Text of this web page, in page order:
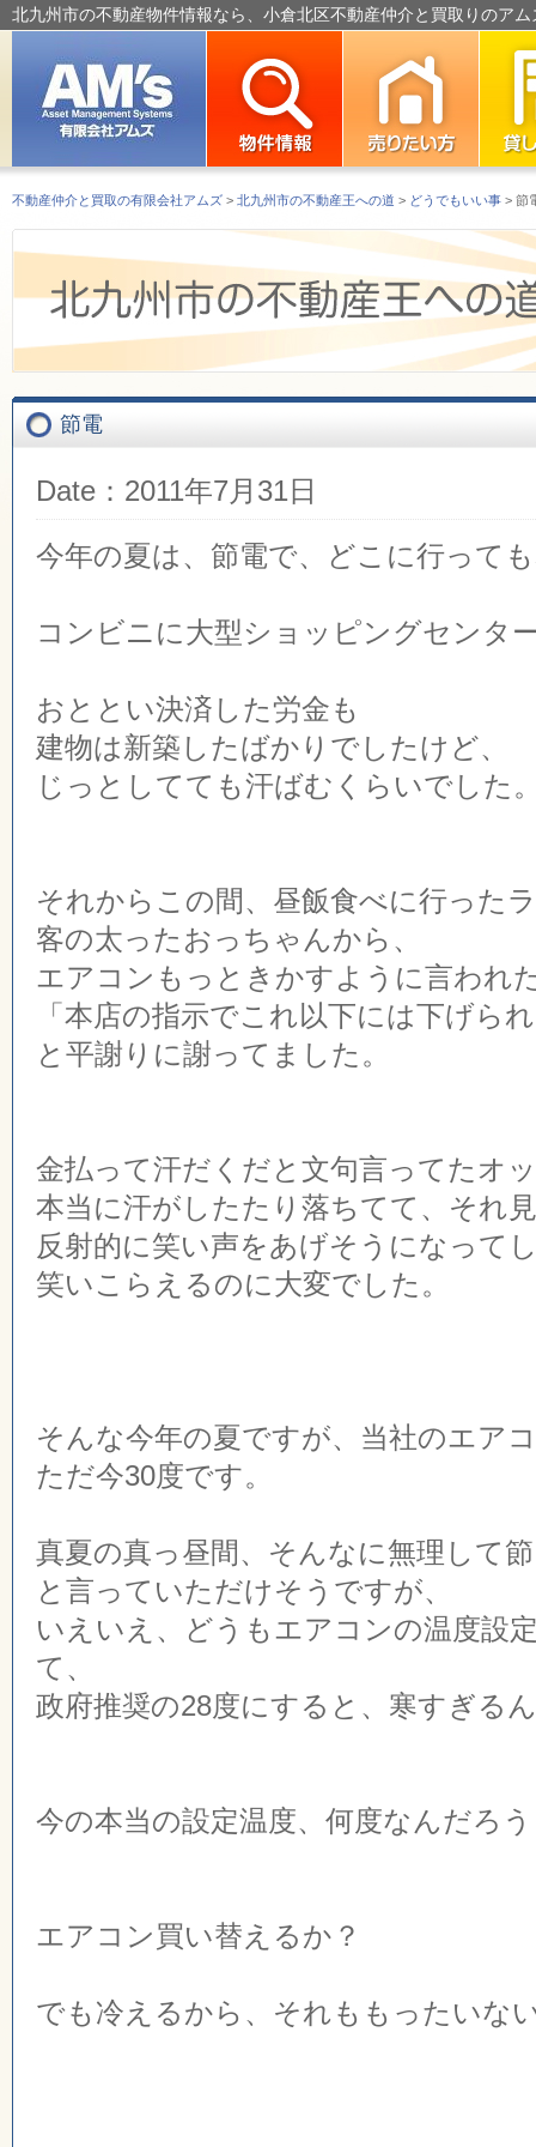
北九州市の不動産物件情報なら、小倉北区不動産仲介と買取りのア
不動産仲介と買取の有限会社アムズ > 北九州市の不動産王への道 > どうでもいい事 > 節
節電
Date：2011年7月31日
今年の夏は、節電で、どこに行って
コンビニに大型ショッピングセンタ
おととい決済した労金も
建物は新築したばかりでしたけど、
じっとしてても汗ばむくらいでした
それからこの間、昼飯食べに行った
客の太ったおっちゃんから、
エアコンもっときかすように言われ
「本店の指示でこれ以下には下げら
と平謝りに謝ってました。
金払って汗だくだと文句言ってたオ
本当に汗がしたたり落ちてて、それ
反射的に笑い声をあげそうになって
笑いこらえるのに大変でした。
そんな今年の夏ですが、当社のエア
ただ今30度です。
真夏の真っ昼間、そんなに無理して
と言っていただけそうですが、
いえいえ、どうもエアコンの温度設
て、
政府推奨の28度にすると、寒すぎる
今の本当の設定温度、何度なんだろ
エアコン買い替えるか？
でも冷えるから、それももったいな